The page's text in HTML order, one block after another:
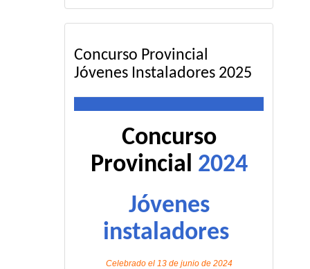
Concurso Provincial
Jóvenes Instaladores 2025
Concurso
Provincial 2024
Jóvenes
instaladores
Celebrado el 13 de junio de 2024